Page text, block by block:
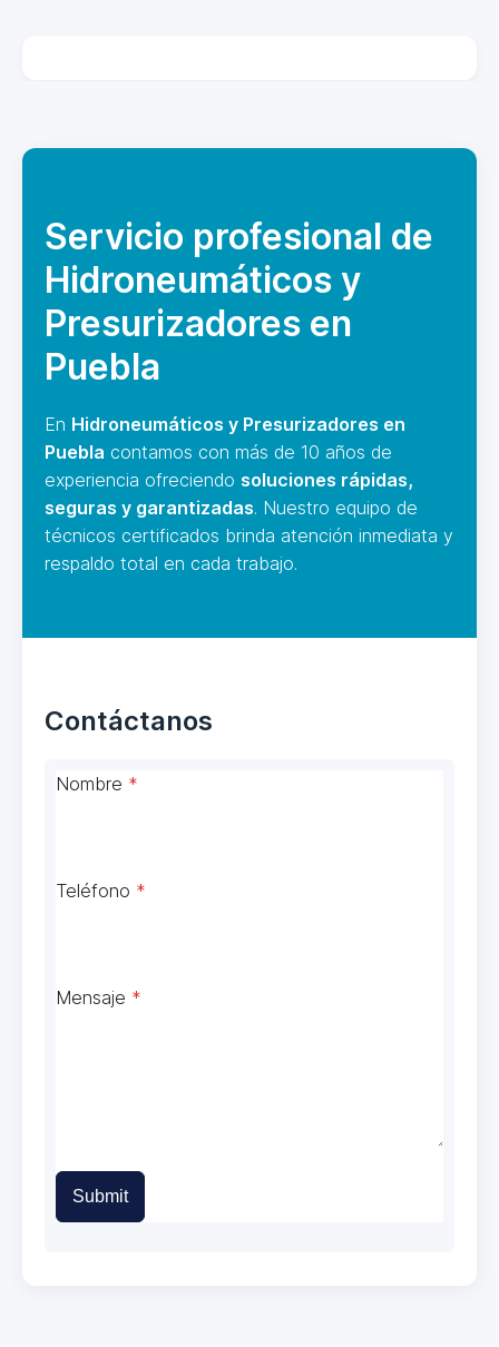
Servicio profesional de
Hidroneumáticos y
Presurizadores en
Puebla
En Hidroneumáticos y Presurizadores en
Puebla contamos con más de 10 años de
experiencia ofreciendo soluciones rápidas,
seguras y garantizadas. Nuestro equipo de
técnicos certificados brinda atención inmediata y
respaldo total en cada trabajo.
Contáctanos
Nombre *
Teléfono *
Mensaje *
Submit